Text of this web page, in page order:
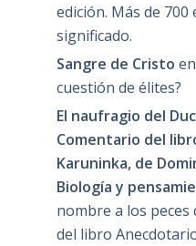
edición. Más de
significado.
Sangre de Cristo en
cuestión de élites?
El naufragio del
Comentario del
Karuninka, de
Biología y
nombre a los peces
del libro